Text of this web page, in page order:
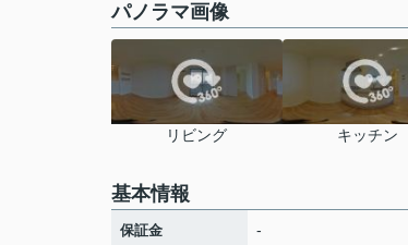
パノラマ画像
リビング キッチン
基本情報
保証金 -